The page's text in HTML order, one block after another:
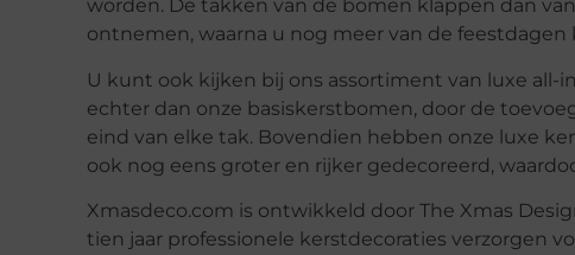
worden. De takken van de bomen klappen dan
ontnemen, waarna u nog meer van de
U kunt ook kijken bij ons assortiment van luxe
echter dan onze basiskerstbomen, door de
eind van elke tak. Bovendien hebben onze luxe
ook nog eens groter en rijker gedecoreerd,
Xmasdeco.com is ontwikkeld door The Xmas
tien jaar professionele kerstdecoraties verzorgen